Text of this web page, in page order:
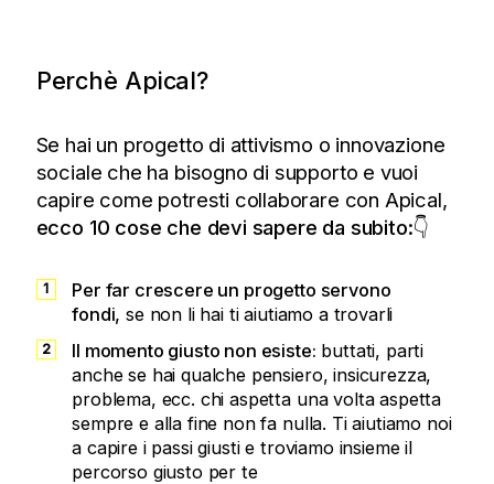
Perchè Apical?
Se hai un progetto di attivismo o innovazione
sociale che ha bisogno di supporto e vuoi
capire come potresti collaborare con Apical,
ecco 10 cose che devi sapere da subito:👇
Per far crescere un progetto servono
fondi, se non li hai ti aiutiamo a trovarli
Il momento giusto non esiste: buttati, parti
anche se hai qualche pensiero, insicurezza,
problema, ecc. chi aspetta una volta aspetta
sempre e alla fine non fa nulla. Ti aiutiamo noi
a capire i passi giusti e troviamo insieme il
percorso giusto per te